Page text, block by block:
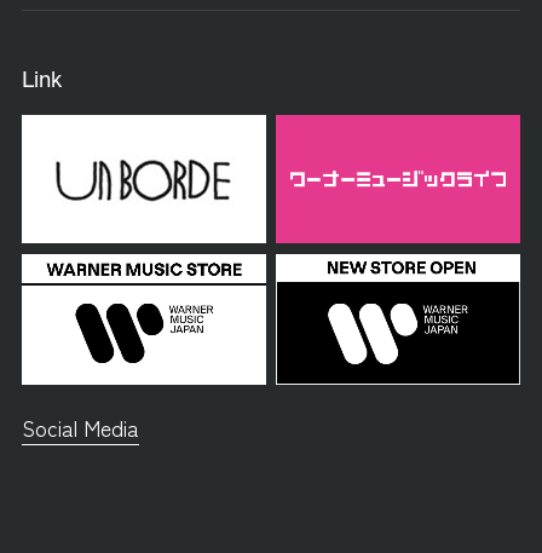
Link
Social Media